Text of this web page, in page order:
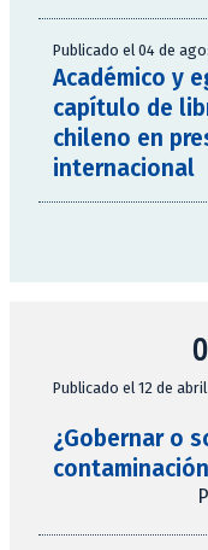
Publicado el 04 de
Académico y
capítulo de
chileno en
internacional
Publicado el 12 de
¿Gobernar o